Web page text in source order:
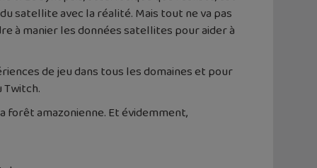
satellite avec la réalité. Mais tout ne va pas
à manier les données satellites pour aider à
de jeu dans tous les domaines et pour
Twitch.
forêt amazonienne. Et évidemment,